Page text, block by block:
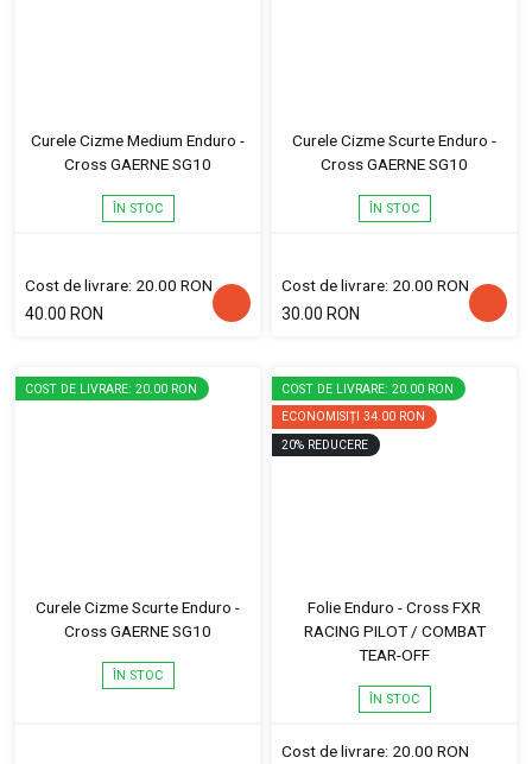
Curele Cizme Medium Enduro -
Cross GAERNE SG10
ÎN STOC
Cost de livrare: 20.00 RON
40.00 RON
Curele Cizme Scurte Enduro -
Cross GAERNE SG10
ÎN STOC
Cost de livrare: 20.00 RON
30.00 RON
COST DE LIVRARE: 20.00 RON
Curele Cizme Scurte Enduro -
Cross GAERNE SG10
ÎN STOC
COST DE LIVRARE: 20.00 RON
ECONOMISIȚI 34.00 RON
20% REDUCERE
Folie Enduro - Cross FXR
RACING PILOT / COMBAT
TEAR-OFF
ÎN STOC
Cost de livrare: 20.00 RON